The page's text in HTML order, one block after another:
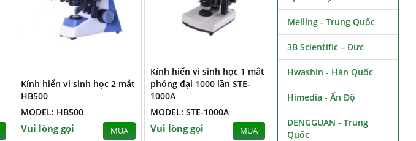
Kính hiển vi sinh học 2 mắt
HB500
MODEL: HB500
Vui lòng gọi MUA
Kính hiển vi sinh học 1 mắt
phóng đại 1000 lần STE-
1000A
MODEL: STE-1000A
Vui lòng gọi MUA
Meiling - Trung Quốc
3B Scientific – Đức
Hwashin - Hàn Quốc
Himedia - Ấn Độ
DENGGUAN - Trung
Quốc